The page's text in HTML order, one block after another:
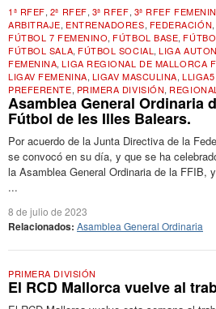
1ª RFEF, 2ª RFEF, 3ª RFEF, 3ª RFEF
ARBITRAJE, ENTRENADORES, FEDERACIÓN,
FÚTBOL 7 FEMENINO, FÚTBOL BASE,
FÚTBOL SALA, FÚTBOL SOCIAL ,LIGA
FEMENINA,LIGA REGIONAL DE MALLORCA
LIGAV FEMENINA, LIGAV MASCULINA,
PREFERENTE, PRIMERA DIVISIÓN, REGIONAL
Asamblea General Ordinaria
Fútbol de les Illes Balears.
Por acuerdo de la Junta Directiva de la
se convocó en su día, y que se ha
la Asamblea General Ordinaria de la FFIB,
...
8 de julio de 2023
Relacionados: Asamblea General Ordinaria
PRIMERA DIVISIÓN
El RCD Mallorca vuelve al